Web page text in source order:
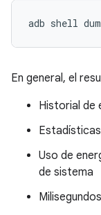
adb shell
En general, el
Historial de
Uso de
de sistema